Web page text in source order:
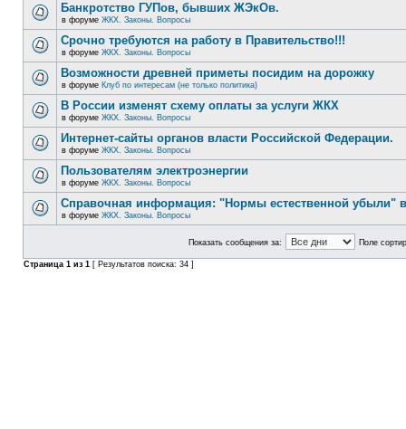
Банкротство ГУПов, бывших ЖЭкОв.
в форуме ЖКХ. Законы. Вопросы
Срочно требуются на работу в Правительство!!!
в форуме ЖКХ. Законы. Вопросы
Возможности древней приметы посидим на дорожку
в форуме Клуб по интересам (не только политика)
В России изменят схему оплаты за услуги ЖКХ
в форуме ЖКХ. Законы. Вопросы
Интернет-сайты органов власти Российской Федерации.
в форуме ЖКХ. Законы. Вопросы
Пользователям электроэнергии
в форуме ЖКХ. Законы. Вопросы
Справочная информация: "Нормы естественной убыли"
в форуме ЖКХ. Законы. Вопросы
Показать сообщения за: Поле
Страница 1 из 1 [ Результатов поиска: 34 ]